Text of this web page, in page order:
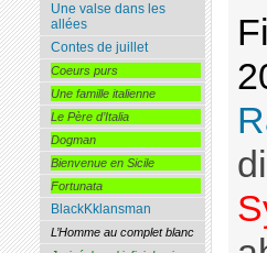
Une valse dans les
allées
Contes de juillet
Coeurs purs
Une famille italienne
Le Père d’Italia
Dogman
Bienvenue en Sicile
Fortunata
BlackKklansman
L’Homme au complet blanc